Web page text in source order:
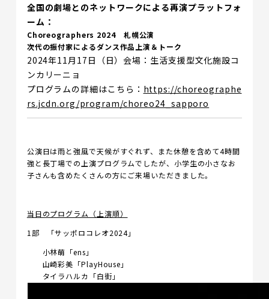
全国の劇場とのネットワークによる再演プラットフォ
ーム：
Choreographers 2024 札幌公演
次代の振付家によるダンス作品上演＆トーク
2024年11月17日（日）会場：生活支援型文化施設コ
ンカリーニョ
プログラムの詳細はこちら： https://choreographe
rs.jcdn.org/program/choreo24_sapporo
公演日は雨と強風で天候がすぐれず、また休憩を含めて4時間
強と長丁場での上演プログラムでしたが、小学生の小さなお
子さんも含めたくさんの方にご来場いただきました。
当日のプログラム（上演順）
1部 「サッポロコレオ2024」
小林萌「ens」
山崎彩美「PlayHouse」
タイラハルカ「白街」